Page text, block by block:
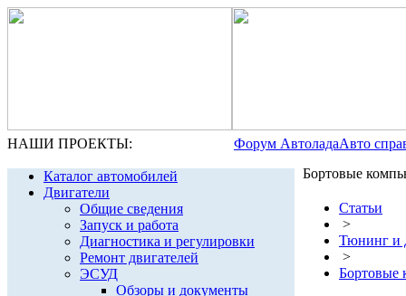
НАШИ ПРОЕКТЫ: Форум АвтоладаАвто
Каталог автомобилей
Двигатели
Общие сведения
Запуск и работа
Диагностика и регулировки
Ремонт двигателей
ЭСУД
Обзоры и документы
Бортовые
Статьи
>
Тюнинг и
>
Бортовые